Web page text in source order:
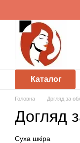
Каталог
Головна Догляд за
Догляд
Суха шкіра